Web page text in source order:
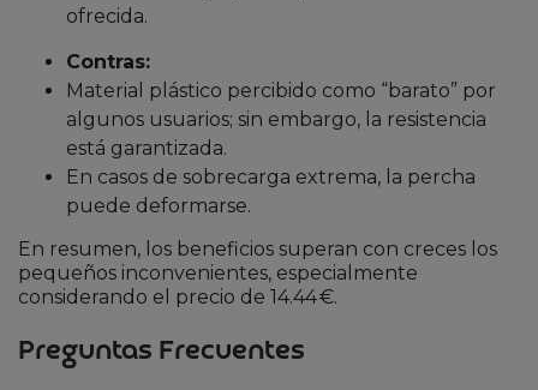
ofrecida.
Contras:
Material plástico percibido como “barato” por
algunos usuarios; sin embargo, la resistencia
está garantizada.
En casos de sobrecarga extrema, la percha
puede deformarse.
En resumen, los beneficios superan con creces los
pequeños inconvenientes, especialmente
considerando el precio de 14.44 €.
Preguntas Frecuentes